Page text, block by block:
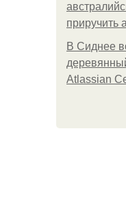
приручить
В Сиднее
Atlassian